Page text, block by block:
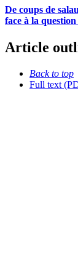
De coups de
face à la
Article
Back to top
Full text